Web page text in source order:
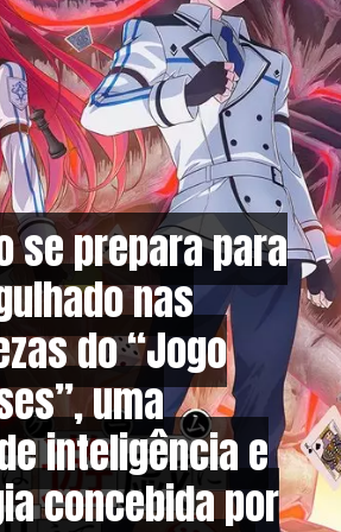
se prepara para
nas
do “Jogo
uma
inteligência e
concebida por
se prepara para
nas
do “Jogo
uma
inteligência e
concebida por